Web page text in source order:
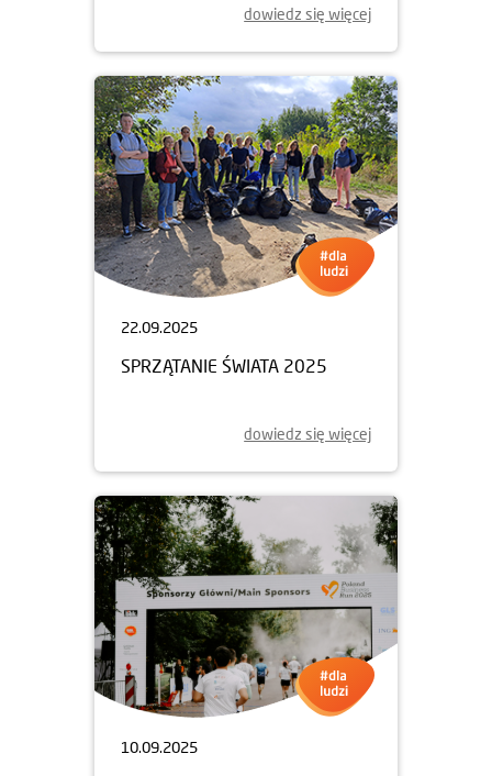
dowiedz się więcej
22.09.2025
SPRZĄTANIE ŚWIATA 2025
dowiedz się więcej
10.09.2025